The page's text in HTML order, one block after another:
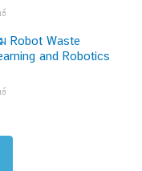
Robot Waste
and Robotics